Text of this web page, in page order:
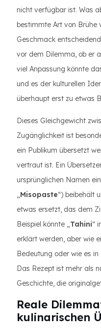
nicht verfügbar ist. Was
bestimmte Art von Brühe
Geschmack
vor dem Dilemma, ob er
viel Anpassung könnte
und es der kulturellen
überhaupt erst zu etwas
Dieses Gleichgewicht
Zugänglichkeit ist
ein Publikum übersetzt
vertraut ist. Ein
ursprünglichen Namen
„Misopaste“) beibehält
etwas ersetzt, das dem
Beispiel könnte „Tahini“
erklärt werden, aber wie
Bedeutung oder wie es
Das Rezept ist mehr als
Geschichte, die
Reale
kulinarischen